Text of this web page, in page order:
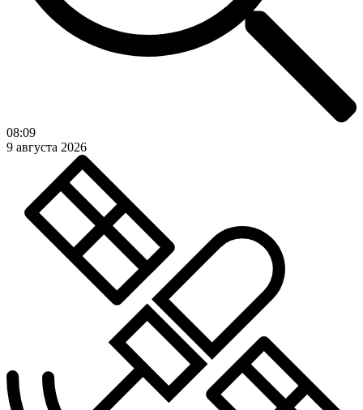
08:09
9 августа 2026